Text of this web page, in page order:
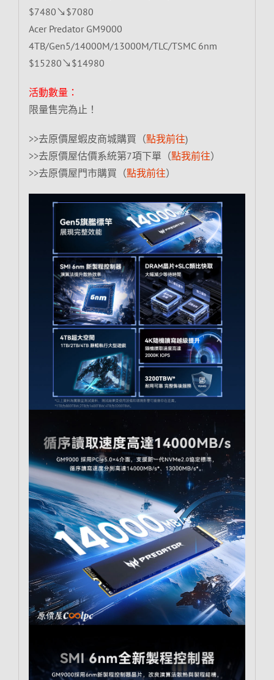
$7480↘$7080
Acer Predator GM9000
4TB/Gen5/14000M/13000M/TLC/TSMC 6nm
$15280↘$14980
活動數量：
限量售完為止！
>>去原價屋蝦皮商城購買（點我前往)
>>去原價屋估價系統第7項下單（點我前往）
>>去原價屋門市購買（點我前往）